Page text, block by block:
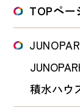
TOPペー
積水ハウ